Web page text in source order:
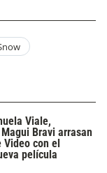
Viale,
Bravi arrasan
Video con el
película